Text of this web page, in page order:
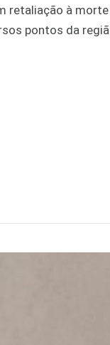
retaliação à
pontos da